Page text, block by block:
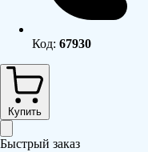
Код: 67930
Купить
Быстрый заказ